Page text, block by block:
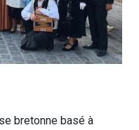
bretonne basé à